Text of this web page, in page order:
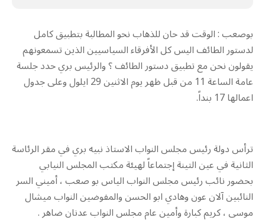
بوصعب : الوقت قد حان للذهاب نحو المطالبة بتطبيق كامل
لدستور الطائف اليس كل الأفرقاء السياسيين الذين تسمعونهم
يقولون نحن مع تطبيق دستور الطائف ؟ والرئيس بري حدد جلسة
عامة الساعة 11 من قبل ظهر يوم الاثنين 29 ايلول وعلى جدول
اعمالها 17 بنداً.
ترأس دولة رئيس مجلس النواب الاستاذ نبيه بري في مقر الرئاسة
الثانية في عين التينة إجتماعاً لهيئة مكتب المجلس النيابي
بحضور نائب رئيس مجلس النواب الياس بو صعب ، أميني السر
النائبين آلان عون وهادي ابو الحسن والمفوضين النواب ميشال
موسى ، كريم كبارة وأمين عام مجلس النواب عدنان ضاهر .